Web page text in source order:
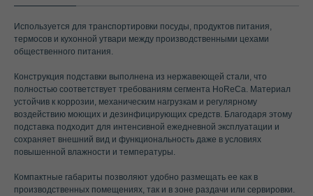
Используется для транспортировки посуды, продуктов питания,
термосов и кухонной утвари между производственными цехами
общественного питания.
Конструкция подставки выполнена из нержавеющей стали, что
полностью соответствует требованиям сегмента HoReCa. Материал
устойчив к коррозии, механическим нагрузкам и регулярному
воздействию моющих и дезинфицирующих средств. Благодаря этому
подставка подходит для интенсивной ежедневной эксплуатации и
сохраняет внешний вид и функциональность даже в условиях
повышенной влажности и температуры.
Компактные габариты позволяют удобно размещать ее как в
производственных помещениях, так и в зоне раздачи или сервировки.